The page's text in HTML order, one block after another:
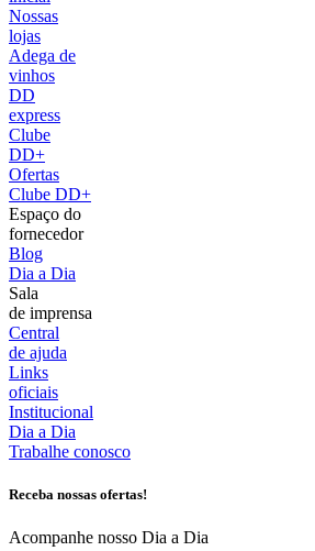
Nossas
lojas
Adega de
vinhos
DD
express
Clube
DD+
Ofertas
Clube DD+
Espaço do
fornecedor
Blog
Dia a Dia
Sala
de imprensa
Central
de ajuda
Links
oficiais
Institucional
Dia a Dia
Trabalhe conosco
Receba nossas ofertas!
Acompanhe nosso Dia a Dia